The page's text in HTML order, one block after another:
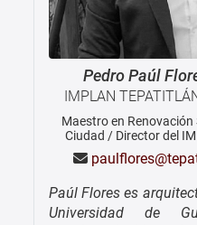
Pedro Paúl
IMPLAN
Maestro en Renovación
Ciudad / Director del
Paúl Flores es
Universidad de